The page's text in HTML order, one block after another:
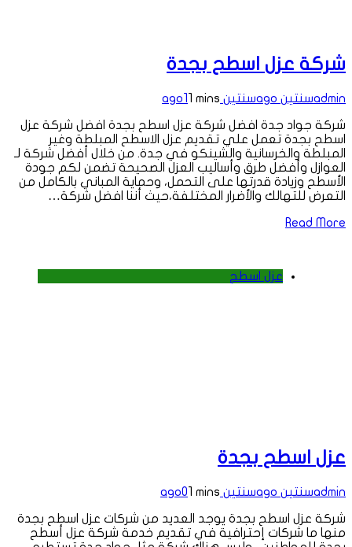
شركة عزل اسطح بجدة
adminسنتين ago سنتين ago 11 mins
شركة جواد جدة افضل شركة عزل اسطح بجدة افضل شركة عزل
اسطح بجدة تعمل علي تقديم عزل الاسطح المبلطة وغير
المبلطة والخرسانية والشينكو في جدة. من خلال أفضل شركة لـ
العوازل وأفضل طرق وأساليب العزل الصحيحة تضمن لكم جودة
الأسطح وزيادة قدرتها على التحمل، وحماية المباني بالكامل من
التعرض للتهالك والأضرار المختلفة،حيث أننا افضل شركة…
Read More
عزل اسطح
عزل اسطح بجدة
adminسنتين ago سنتين ago 01 mins
شركة عزل اسطح بجدة يوجد العديد من شركات عزل اسطح بجدة
منها ما شركات إحترافية في تقديم خدمة شركة عزل أسطح